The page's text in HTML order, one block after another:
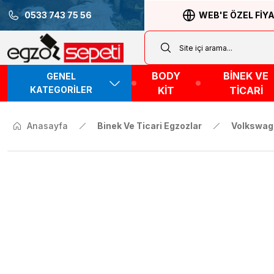
0533 743 75 56 WEB'E ÖZEL
GENEL
KATEGORİLER
BODY
KİT
BİNEK VE
TİCARİ
Anasayfa Binek Ve Ticari Egzozlar